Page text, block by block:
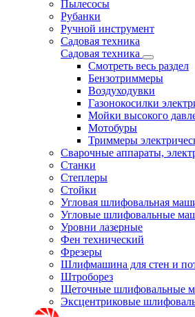
Пылесосы
Рубанки
Ручной инструмент
Садовая техника
Садовая техника
Смотреть весь раздел
Бензотриммеры
Воздуходувки
Газонокосилки
Мойки высокого
Мотобуры
Триммеры
Сварочные аппараты,
Станки
Степлеры
Стойки
Угловая шлифовальная
Угловые шлифовальные
Уровни лазерные
Фен технический
Фрезеры
Шлифмашина для стен и
Штроборез
Щеточные шлифовальные
Эксцентриковые